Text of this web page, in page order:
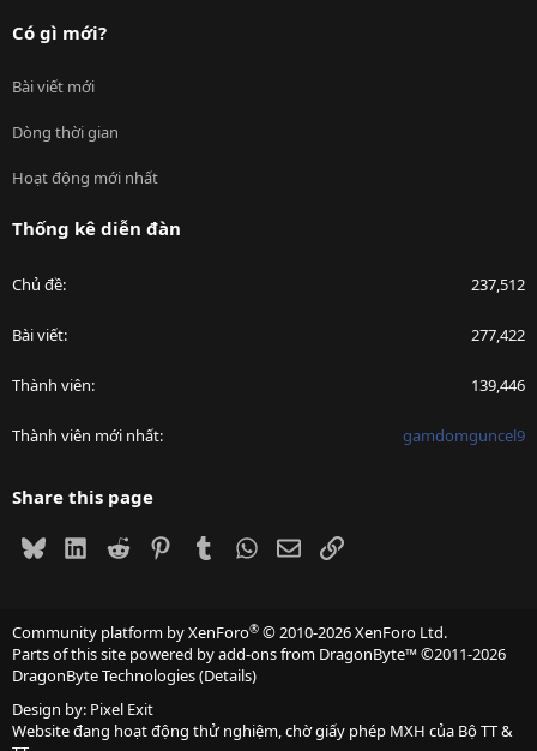
Có gì mới?
Bài viết mới
Dòng thời gian
Hoạt động mới nhất
Thống kê diễn đàn
Chủ đề 237,512
Bài viết 277,422
Thành viên 139,446
Thành viên mới nhất gamdomguncel9
Share this page
BlueskyLinkedIn
Reddit PinterestTumblrWhatsApp
EmailLink
Community platform by XenForo® © 2010-2026 XenForo Ltd.
Parts of this site powered byadd-ons from DragonByte™©2011-2026
DragonByte Technologies(Details)
Design by: Pixel Exit
Website đang hoạt động thử nghiệm, chờ giấy phép MXH của Bộ TT &